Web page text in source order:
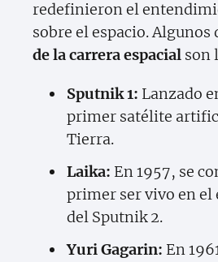
redefinieron el
sobre el espacio. Algunos
de la carrera espacial son
Sputnik 1: Lanzado
primer satélite
Tierra.
Laika: En 1957, se
primer ser vivo en el
del Sputnik 2.
Yuri Gagarin: En